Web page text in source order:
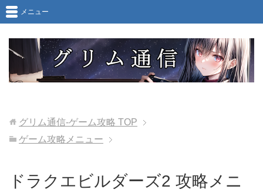
メニュー
グリム通信-ゲーム攻略 TOP
ゲーム攻略メニュー
ドラクエビルダーズ2 攻略メニ